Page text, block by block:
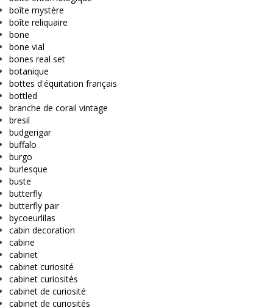
boîte mystère
boîte reliquaire
bone
bone vial
bones real set
botanique
bottes d'équitation français
bottled
branche de corail vintage
bresil
budgerigar
buffalo
burgo
burlesque
buste
butterfly
butterfly pair
bycoeurlilas
cabin decoration
cabine
cabinet
cabinet curiosité
cabinet curiosités
cabinet de curiosité
cabinet de curiosités